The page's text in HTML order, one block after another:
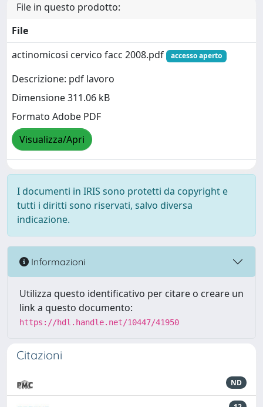
File in questo prodotto:
File
actinomicosi cervico facc 2008.pdf
accesso aperto
Descrizione: pdf lavoro
Dimensione 311.06 kB
Formato Adobe PDF
Visualizza/Apri
I documenti in IRIS sono protetti da copyright e
tutti i diritti sono riservati, salvo diversa
indicazione.
Informazioni
Utilizza questo identificativo per citare o creare un
link a questo documento:
https://hdl.handle.net/10447/41950
Citazioni
ND